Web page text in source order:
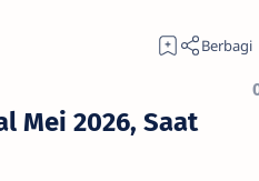
Mei 2026, Saat